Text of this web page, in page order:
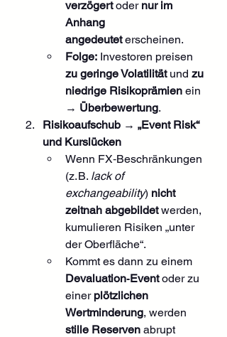
verzögert oder nur im
Anhang
angedeutet erscheinen.
Folge: Investoren preisen
zu geringe Volatilität und zu
niedrige Risikoprämien ein
→ Überbewertung.
Risikoaufschub → „Event Risk“
und Kurslücken
Wenn FX‑Beschränkungen
(z. B. lack of
exchangeability) nicht
zeitnah abgebildet werden,
kumulieren Risiken „unter
der Oberfläche“.
Kommt es dann zu einem
Devaluation‑Event oder zu
einer plötzlichen
Wertminderung, werden
stille Reserven abrupt